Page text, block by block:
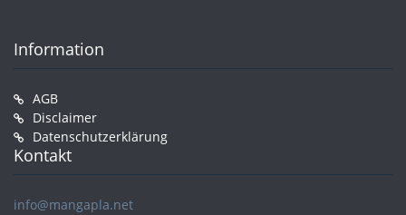
Information
AGB
Disclaimer
Datenschutzerklärung
Kontakt
info@mangapla.net